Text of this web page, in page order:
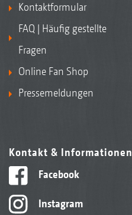
Kontaktformular
FAQ | Häufig gestellte
Fragen
Online Fan Shop
Pressemeldungen
Kontakt & Informationen
Facebook
Instagram